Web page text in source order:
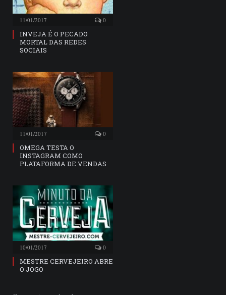
11/01/2017 0
INVEJA É O PECADO
MORTAL DAS REDES
SOCIAIS
11/01/2017 0
OMEGA TESTA O
INSTAGRAM COMO
PLATAFORMA DE VENDAS
10/01/2017 0
MESTRE CERVEJEIRO ABRE
O JOGO